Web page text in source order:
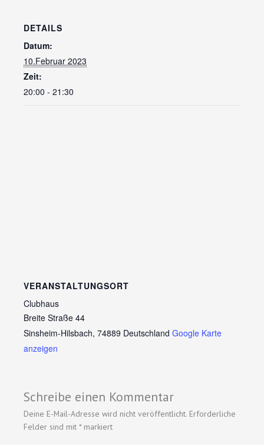
DETAILS
Datum:
10.Februar 2023
Zeit:
20:00 - 21:30
VERANSTALTUNGSORT
Clubhaus
Breite Straße 44
Sinsheim-Hilsbach, 74889 Deutschland Google Karte
anzeigen
Schreibe einen Kommentar
Deine E-Mail-Adresse wird nicht veröffentlicht. Erforderliche
Felder sind mit *markiert